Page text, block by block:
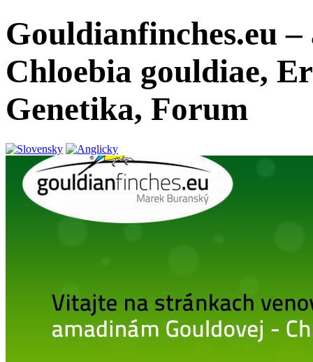
Gouldianfinches.eu
Chloebia gouldiae,
Genetika, Forum